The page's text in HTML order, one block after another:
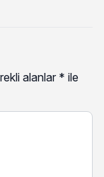
alanlar * ile